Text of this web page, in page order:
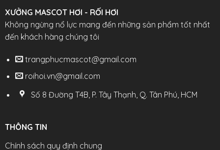
XƯỞNG MASCOT HƠI - RỐI HƠI
Không ngừng nổ lực mang đến những sản phẩm tốt nhất
đến khách hàng chúng tôi
trangphucmascot@gmail.com
roihoi.vn@gmail.com
Số 8 Đường T4B, P. Tây Thạnh, Q. Tân Phú, HCM
THÔNG TIN
Chính sách quy định chung